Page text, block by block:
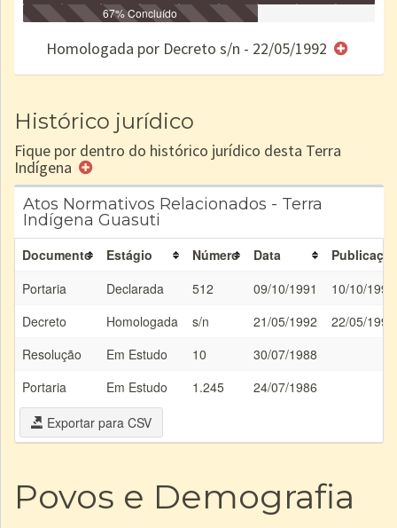
IdentificaçãoIdentificadaDeclaradaReservadaHomologadaRegistrada
e/ou
67% Concluído
Homologada por Decreto s/n - 22/05/1992
Histórico jurídico
Fique por dentro do histórico jurídico desta Terra
Indígena
Atos Normativos Relacionados - Terra
Indígena Guasuti
Documento Estágio Número Data
Portaria
Declarada 512 09/10/1991
10/10/1991
Decreto
Homologada s/n 21/05/1992
22/05/1992
Resolução
Em Estudo 10
30/07/1988
Portaria
Em Estudo 1.245
24/07/1986
Exportar para CSV
Povos e Demografia